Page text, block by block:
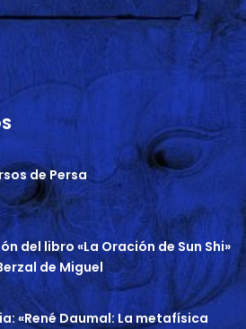
de Persa
del libro «La Oración de Sun Shi»
de Miguel
«René Daumal: La metafísica